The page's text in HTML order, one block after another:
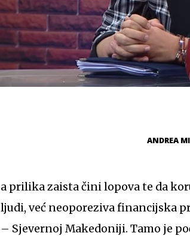
ANDREA
a prilika zaista čini lopova te da
ljudi, već neoporeziva financijska
– Sjevernoj Makedoniji. Tamo je